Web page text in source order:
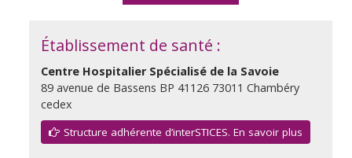
Établissement de santé :
Centre Hospitalier Spécialisé de la Savoie
89 avenue de Bassens BP 41126 73011 Chambéry
cedex
Structure adhérente d’interSTICES. En savoir plus